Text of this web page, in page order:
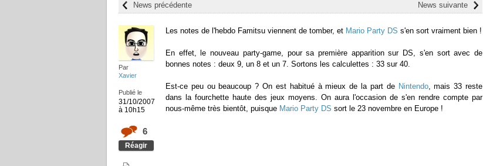
News suivante
News précédente
Par
Xavier
Publié le
31/10/2007
à 10h15
6
Réagir
Les notes de l'hebdo Famitsu viennent de tomber, et Mario Party DS s'en sort vraiment bien !
En effet, le nouveau party-game, pour sa première apparition sur DS, s'en sort avec de
bonnes notes : deux 9, un 8 et un 7. Sortons les calculettes : 33 sur 40.
Est-ce peu ou beaucoup ? On est habitué à mieux de la part de Nintendo, mais 33 reste
dans la fourchette haute des jeux moyens. On aura l'occasion de s'en rendre compte par
nous-même très bientôt, puisque Mario Party DS sort le 23 novembre en Europe !